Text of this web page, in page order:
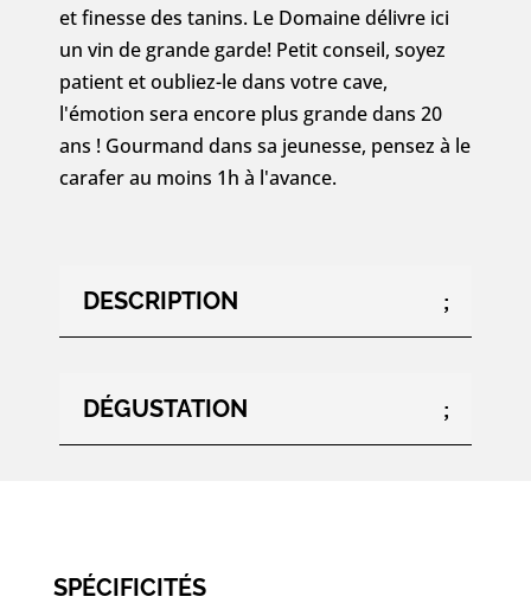
et finesse des tanins. Le Domaine délivre ici
un vin de grande garde! Petit conseil, soyez
patient et oubliez-le dans votre cave,
l'émotion sera encore plus grande dans 20
ans ! Gourmand dans sa jeunesse, pensez à le
carafer au moins 1h à l'avance.
DESCRIPTION
DÉGUSTATION
SPÉCIFICITÉS